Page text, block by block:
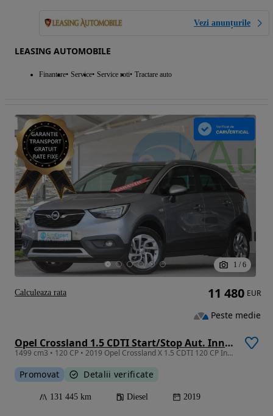
Vezi anunțurile
LEASING AUTOMOBILE
Finantare Service Service roti Tractare auto
1 / 6
Opel Crossland 1.5 CDTI Start/Stop Aut. Innovation
1499 cm3 • 120 CP • 2019 Opel Crossland X 1.5 CDTI 120 CP Innovation / RATE FIXE / AVANS 0
Promovat Detalii verificate
131 445 km Diesel 2019
11 480 EUR
Peste medie
Calculeaza rata